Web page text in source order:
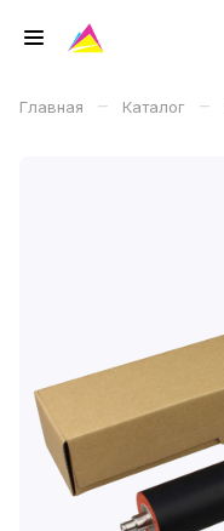
Главная – Каталог –